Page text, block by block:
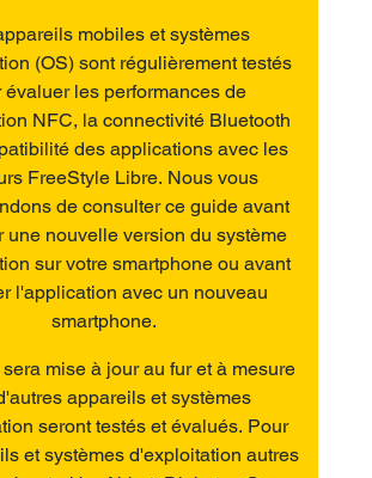
mobiles et systèmes
(OS) sont régulièrement testés
évaluer les performances de
NFC, la connectivité Bluetooth
des applications avec les
FreeStyle Libre. Nous vous
de consulter ce guide avant
une nouvelle version du système
sur votre smartphone ou avant
l'application avec un nouveau
smartphone.
mise à jour au fur et à mesure
appareils et systèmes
seront testés et évalués. Pour
et systèmes d'exploitation autres